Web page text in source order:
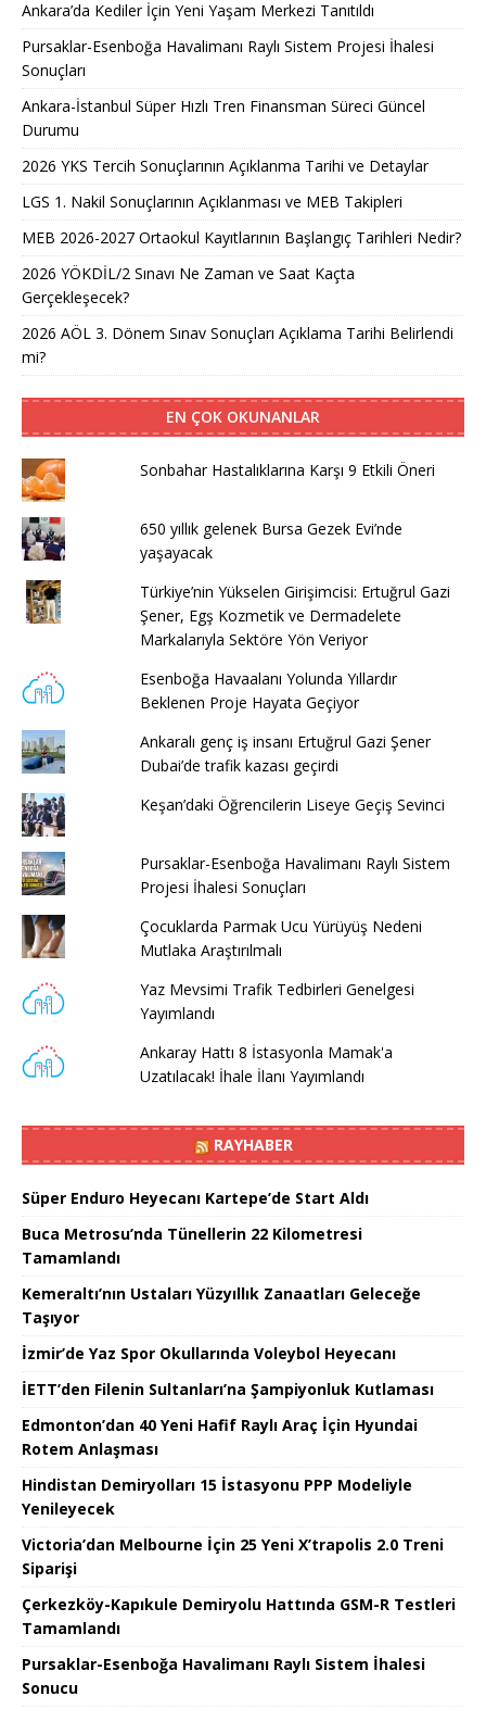
Ankara’da Kediler İçin Yeni Yaşam Merkezi Tanıtıldı
Pursaklar-Esenboğa Havalimanı Raylı Sistem Projesi İhalesi
Sonuçları
Ankara-İstanbul Süper Hızlı Tren Finansman Süreci Güncel
Durumu
2026 YKS Tercih Sonuçlarının Açıklanma Tarihi ve Detaylar
LGS 1. Nakil Sonuçlarının Açıklanması ve MEB Takipleri
MEB 2026-2027 Ortaokul Kayıtlarının Başlangıç Tarihleri Nedir?
2026 YÖKDİL/2 Sınavı Ne Zaman ve Saat Kaçta
Gerçekleşecek?
2026 AÖL 3. Dönem Sınav Sonuçları Açıklama Tarihi Belirlendi
mi?
EN ÇOK OKUNANLAR
Sonbahar Hastalıklarına Karşı 9 Etkili Öneri
650 yıllık gelenek Bursa Gezek Evi’nde
yaşayacak
Türkiye’nin Yükselen Girişimcisi: Ertuğrul Gazi
Şener, Egş Kozmetik ve Dermadelete
Markalarıyla Sektöre Yön Veriyor
Esenboğa Havaalanı Yolunda Yıllardır
Beklenen Proje Hayata Geçiyor
Ankaralı genç iş insanı Ertuğrul Gazi Şener
Dubai’de trafik kazası geçirdi
Keşan’daki Öğrencilerin Liseye Geçiş Sevinci
Pursaklar-Esenboğa Havalimanı Raylı Sistem
Projesi İhalesi Sonuçları
Çocuklarda Parmak Ucu Yürüyüş Nedeni
Mutlaka Araştırılmalı
Yaz Mevsimi Trafik Tedbirleri Genelgesi
Yayımlandı
Ankaray Hattı 8 İstasyonla Mamak'a
Uzatılacak! İhale İlanı Yayımlandı
RAYHABER
Süper Enduro Heyecanı Kartepe’de Start Aldı
Buca Metrosu’nda Tünellerin 22 Kilometresi
Tamamlandı
Kemeraltı’nın Ustaları Yüzyıllık Zanaatları Geleceğe
Taşıyor
İzmir’de Yaz Spor Okullarında Voleybol Heyecanı
İETT’den Filenin Sultanları’na Şampiyonluk Kutlaması
Edmonton’dan 40 Yeni Hafif Raylı Araç İçin Hyundai
Rotem Anlaşması
Hindistan Demiryolları 15 İstasyonu PPP Modeliyle
Yenileyecek
Victoria’dan Melbourne İçin 25 Yeni X’trapolis 2.0 Treni
Siparişi
Çerkezköy-Kapıkule Demiryolu Hattında GSM-R Testleri
Tamamlandı
Pursaklar-Esenboğa Havalimanı Raylı Sistem İhalesi
Sonucu